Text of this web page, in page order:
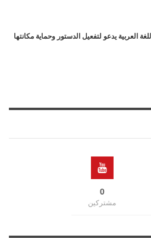
العربية يدعو لتفعيل الدستور وحماية مكانتها
0
مشتركين